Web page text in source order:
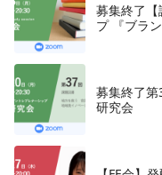
募集終了
プ 『ブラ
募集終了
研究会